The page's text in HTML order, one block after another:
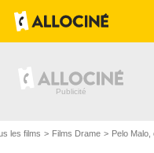
les films Films Drame Pelo